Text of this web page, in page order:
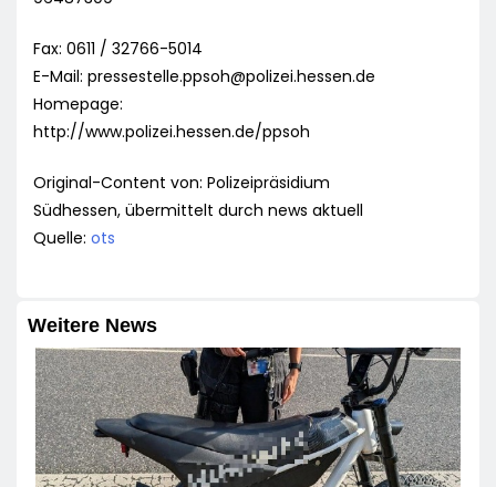
Fax: 0611 / 32766-5014
E-Mail: pressestelle.ppsoh@polizei.hessen.de
Homepage:
http://www.polizei.hessen.de/ppsoh
Original-Content von: Polizeipräsidium
Südhessen, übermittelt durch news aktuell
Quelle: ots
Weitere News